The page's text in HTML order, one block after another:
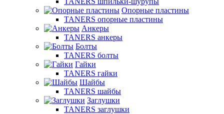
Опорные пластины
TANERS опорные пластины
Анкеры
TANERS анкеры
Болты
TANERS болты
Гайки
TANERS гайки
Шайбы
TANERS шайбы
Заглушки
TANERS заглушки